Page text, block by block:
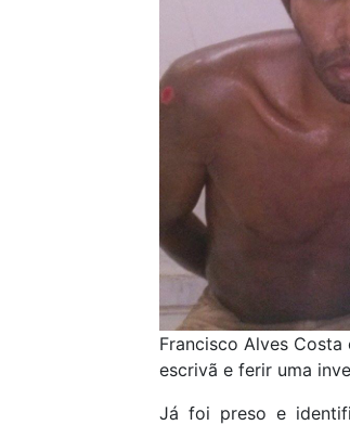
Francisco Alves
escrivã e ferir uma
Já foi preso e